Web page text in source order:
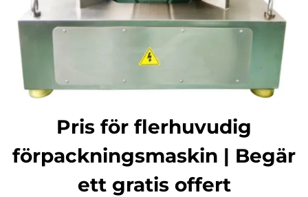
Pris för flerhuvudig
förpackningsmaskin | Begär
ett gratis offert